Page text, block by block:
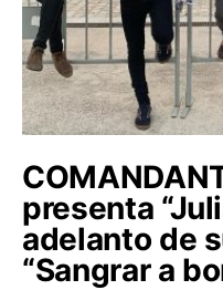
presenta
adelanto de
“Sangrar a